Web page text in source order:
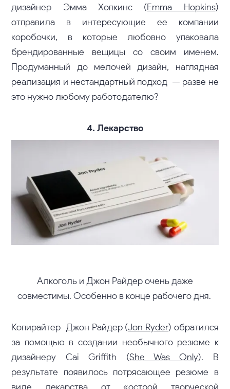
дизайнер Эмма Хопкинс (Emma Hopkins)
отправила в интересующие ее компании
коробочки, в которые любовно упаковала
брендированные вещицы со своим именем.
Продуманный до мелочей дизайн, наглядная
реализация и нестандартный подход — разве не
это нужно любому работодателю?
4. Лекарство
Алкоголь и Джон Райдер очень даже
совместимы. Особенно в конце рабочего дня.
Копирайтер Джон Райдер (Jon Ryder) обратился
за помощью в создании необычного резюме к
дизайнеру Cai Griffith (She Was Only). В
результате появилось потрясающее резюме в